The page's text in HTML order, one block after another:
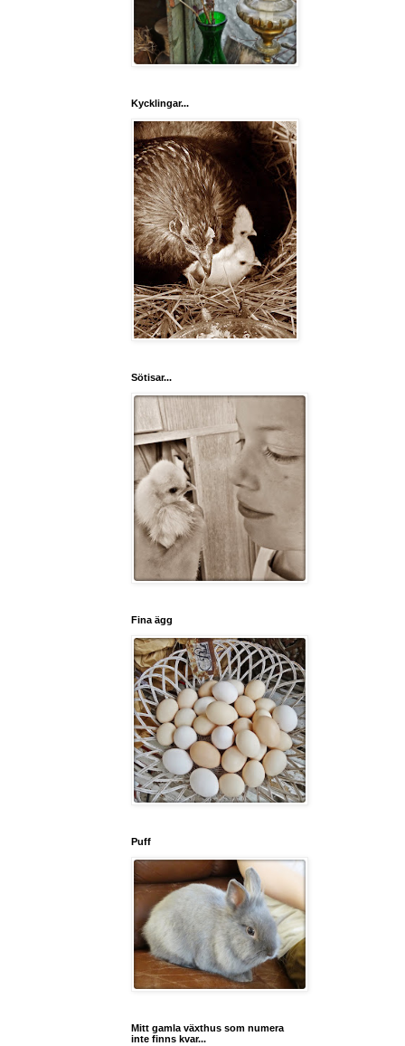
Kycklingar...
Sötisar...
Fina ägg
Puff
Mitt gamla växthus som numera
inte finns kvar...